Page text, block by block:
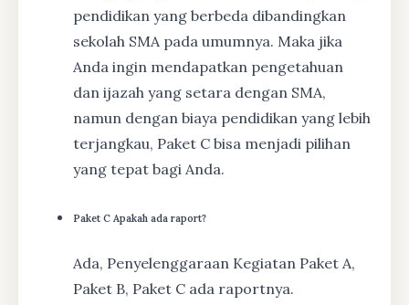
pendidikan yang berbeda dibandingkan
sekolah SMA pada umumnya. Maka jika
Anda ingin mendapatkan pengetahuan
dan ijazah yang setara dengan SMA,
namun dengan biaya pendidikan yang lebih
terjangkau, Paket C bisa menjadi pilihan
yang tepat bagi Anda.
Paket C Apakah ada raport?
Ada, Penyelenggaraan Kegiatan Paket A,
Paket B, Paket C ada raportnya.